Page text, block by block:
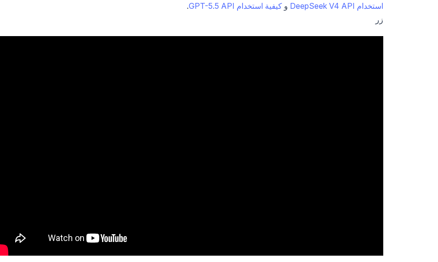
استخدام DeepSeek V4 API
و كيفية استخدام GPT-5.5 API
.
زر